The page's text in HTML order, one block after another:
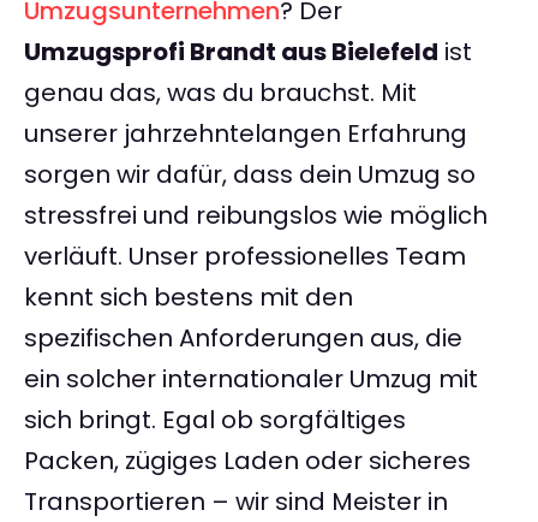
Umzugsunternehmen? Der
Umzugsprofi Brandt aus Bielefeld ist
genau das, was du brauchst. Mit
unserer jahrzehntelangen Erfahrung
sorgen wir dafür, dass dein Umzug so
stressfrei und reibungslos wie möglich
verläuft. Unser professionelles Team
kennt sich bestens mit den
spezifischen Anforderungen aus, die
ein solcher internationaler Umzug mit
sich bringt. Egal ob sorgfältiges
Packen, zügiges Laden oder sicheres
Transportieren – wir sind Meister in